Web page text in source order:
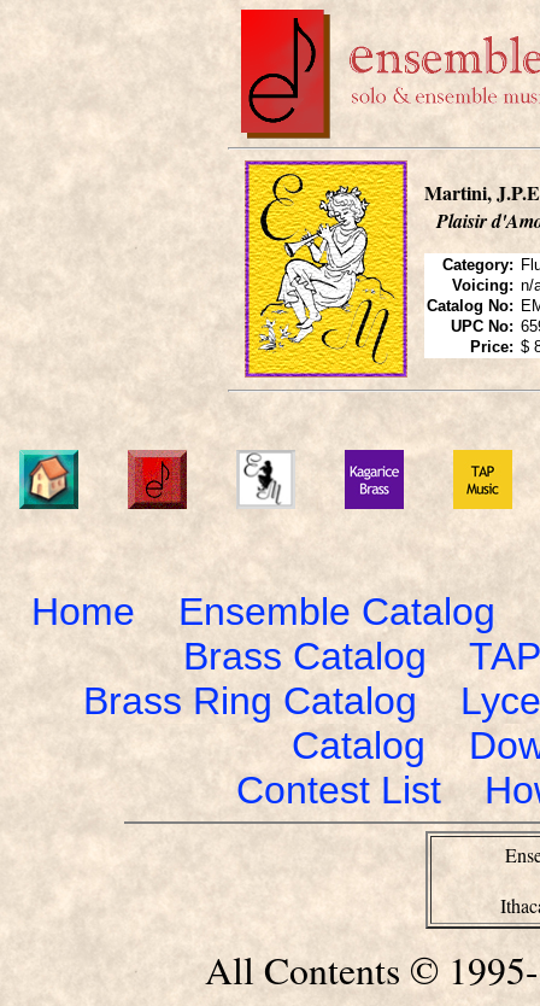
Martini,
Plaisir
Category:
Voicing: n/
Catalog No:
UPC No:
Price: $
Home Ensemble Catalog
Brass Catalog
Brass Ring Catalog
Catalog
Contest List
All Contents ©